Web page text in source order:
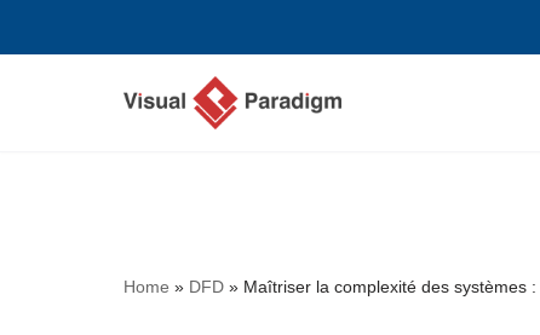
Home » DFD » Maîtriser la complexité des systèmes